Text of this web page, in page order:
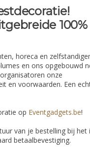
100%
horeca en
en ons opgebouwd
onze
en voorwaarden. Een
op Eventgadgets.be!
van je bestelling bij het
betaalbevestiging.